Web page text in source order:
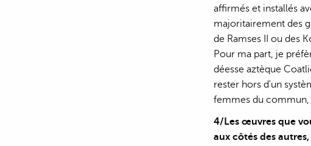
affirmés et installés
majoritairement des
de Ramses II ou des
Pour ma part, je
déesse aztèque
rester hors d'un
femmes du commun,
4/Les œuvres que
aux côtés des